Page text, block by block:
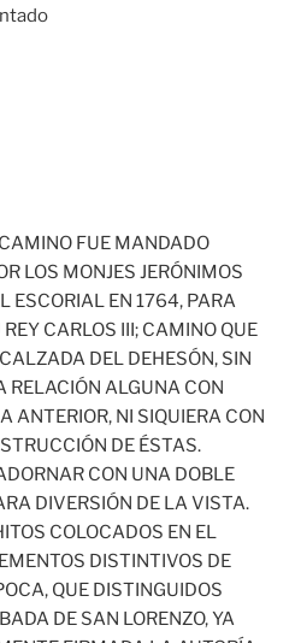
FUE MANDADO
LOS MONJES JERÓNIMOS
ESCORIAL EN 1764, PARA
CARLOS III; CAMINO QUE
DEL DEHESÓN, SIN
RELACIÓN ALGUNA CON
ANTERIOR, NI SIQUIERA CON
DE ÉSTAS.
CON UNA DOBLE
DIVERSIÓN DE LA VISTA.
COLOCADOS EN EL
DISTINTIVOS DE
QUE DISTINGUIDOS
DE SAN LORENZO, YA